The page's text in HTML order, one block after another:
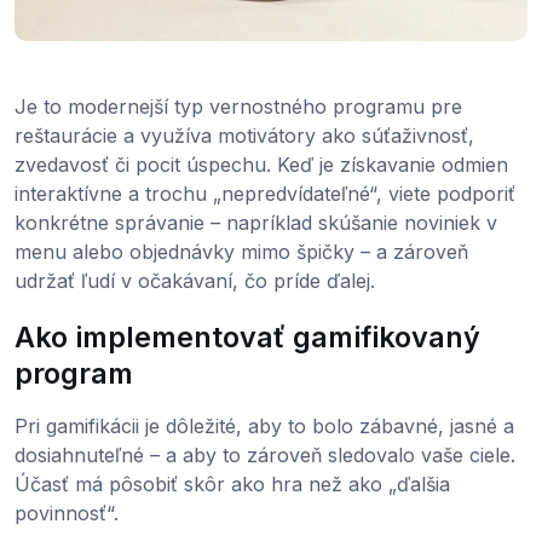
Je to modernejší typ vernostného programu pre
reštaurácie a využíva motivátory ako súťaživnosť,
zvedavosť či pocit úspechu. Keď je získavanie odmien
interaktívne a trochu „nepredvídateľné“, viete podporiť
konkrétne správanie – napríklad skúšanie noviniek v
menu alebo objednávky mimo špičky – a zároveň
udržať ľudí v očakávaní, čo príde ďalej.
Ako implementovať gamifikovaný
program
Pri gamifikácii je dôležité, aby to bolo zábavné, jasné a
dosiahnuteľné – a aby to zároveň sledovalo vaše ciele.
Účasť má pôsobiť skôr ako hra než ako „ďalšia
povinnosť“.